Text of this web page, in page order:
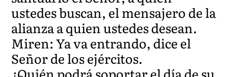
ustedes buscan, el mensajero de la
alianza a quien ustedes desean.
Miren: Ya va entrando, dice el
Señor de los ejércitos.